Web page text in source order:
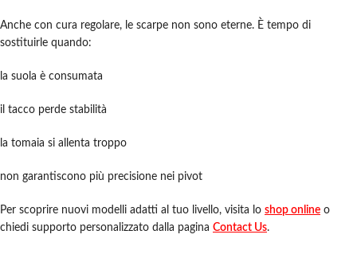
Anche con cura regolare, le scarpe non sono eterne. È tempo di
sostituirle quando:
la suola è consumata
il tacco perde stabilità
la tomaia si allenta troppo
non garantiscono più precisione nei pivot
Per scoprire nuovi modelli adatti al tuo livello, visita lo shop online o
chiedi supporto personalizzato dalla pagina Contact Us.